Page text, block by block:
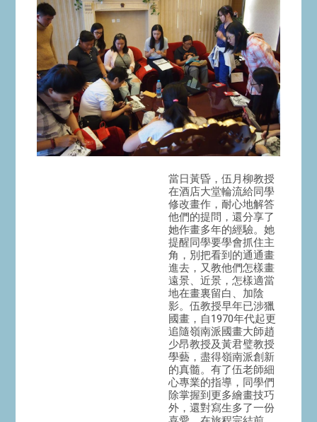
當日黃昏，伍月柳教授
在酒店大堂輪流給同學
修改畫作，耐心地解答
他們的提問，還分享了
她作畫多年的經驗。她
提醒同學要學會抓住主
角，別把看到的通通畫
進去，又教他們怎樣畫
遠景、近景，怎樣適當
地在畫裏留白、加陰
影。伍教授早年已涉獵
國畫，自1970年代起更
追隨嶺南派國畫大師趙
少昂教授及黃君璧教授
學藝，盡得嶺南派創新
的真髓。有了伍老師細
心專業的指導，同學們
除掌握到更多繪畫技巧
外，還對寫生多了一份